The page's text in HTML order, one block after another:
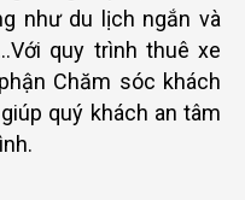
như du lịch ngắn và
quy trình thuê xe
Chăm sóc khách
quý khách an tâm